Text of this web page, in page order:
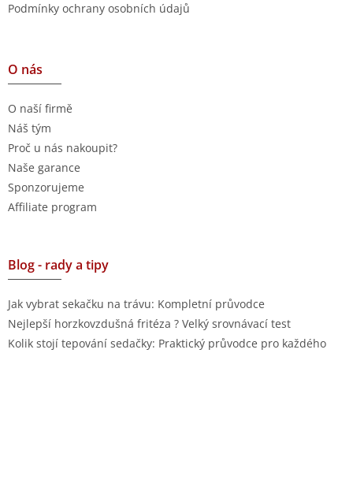
Podmínky ochrany osobních údajů
O nás
O naší firmě
Náš tým
Proč u nás nakoupit?
Naše garance
Sponzorujeme
Affiliate program
Blog - rady a tipy
Jak vybrat sekačku na trávu: Kompletní průvodce
Nejlepší horzkovzdušná fritéza ? Velký srovnávací test
Kolik stojí tepování sedačky: Praktický průvodce pro každého